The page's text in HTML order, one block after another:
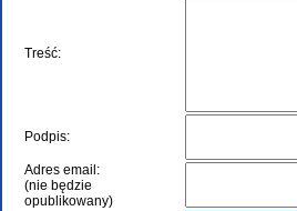
Treść:
Podpis:
Adres email:
(nie będzie
opublikowany)